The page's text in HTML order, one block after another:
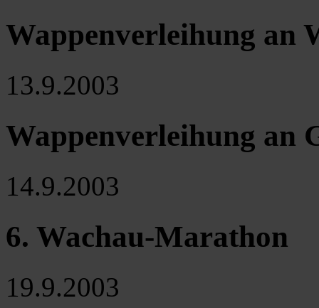
Wappenverleihung an
13.9.2003
Wappenverleihung an
14.9.2003
6. Wachau-Marathon
19.9.2003